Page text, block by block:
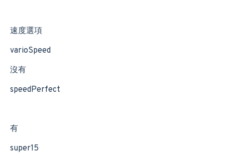
速度選項
varioSpeed
沒有
speedPerfect
有
super15